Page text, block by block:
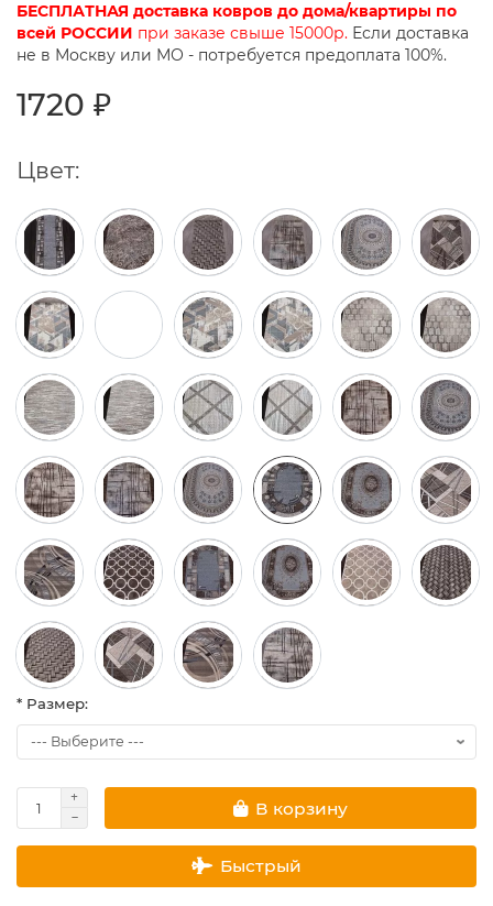
БЕСПЛАТНАЯ доставка ковров до дома/квартиры по
всей РОССИИ при заказе свыше 15000р. Если доставка
не в Москву или МО - потребуется предоплата 100%.
1720 ₽
Цвет:
* Размер:
В корзину
Быстрый